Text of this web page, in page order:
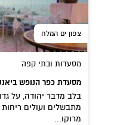
צפון ים המלח
מסעדות ובתי קפה
מסעדת כפר הנופש
מתבשלים ועולים
מרוקו...